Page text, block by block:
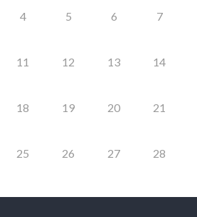
4 5 6 7
11 12 13 14
18 19 20 21
25 26 27 28